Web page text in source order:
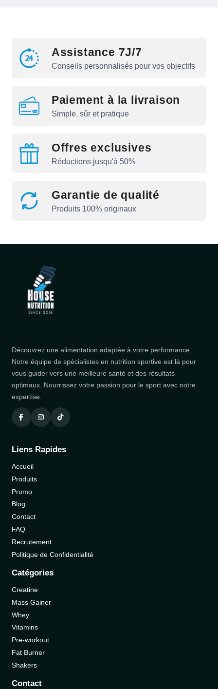
Assistance 7J/7
Conseils personnalisés pour vos objectifs
Paiement à la livraison
Simple, sûr et pratique
Offres exclusives
Réductions jusqu'à 50%
Garantie de qualité
Produits 100% originaux
Découvrez une alimentation adaptée à votre performance.
Notre équipe de spécialistes en nutrition sportive est là pour
vous guider vers une meilleure santé et des résultats
optimaux. Nourrissez votre passion pour le sport avec notre
expertise.
Liens Rapides
Accueil
Produits
Promo
Blog
Contact
FAQ
Recrutement
Politique de Confidentialité
Catégories
Creatine
Mass Gainer
Whey
Vitamins
Pre-workout
Fat Burner
Shakers
Contact